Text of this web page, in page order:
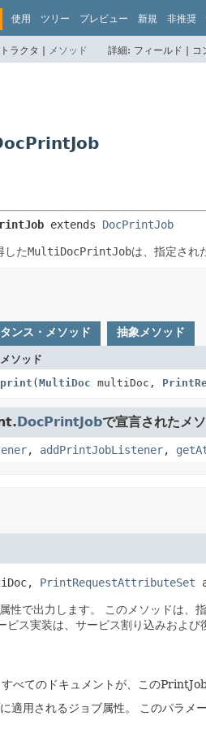
使用 ツリー プレビュー 新規 非推奨
ラクタ | メソッド 詳細: フィールド | コ
extends DocPrintJob
したMultiDocPrintJobは、指定され
ンス・メソッド 抽象メソッド
メソッド
print (MultiDoc multiDoc,
DocPrintJobで宣言されたメ
, addPrintJobListener,
PrintRequestAttributeSet
性で出力します。 このメソッドは、
ビス実装は、サービス割り込みおよび
すべてのドキュメントが、この
適用されるジョブ属性。 このパラメ